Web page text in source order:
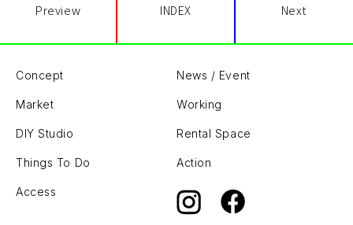
Preview INDEX Next
Concept News / Event
Market Working
DIY Studio Rental Space
Things To Do Action
Access